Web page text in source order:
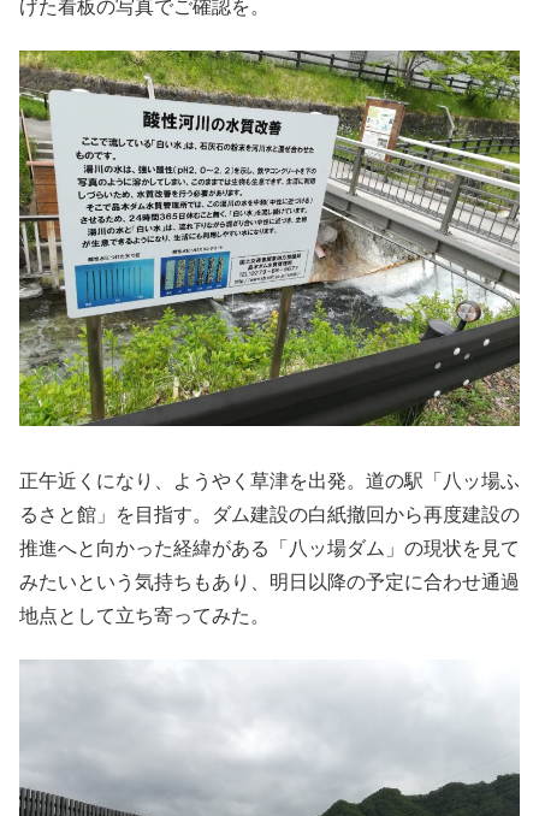
げた看板の写真でご確認を。
正午近くになり、ようやく草津を出発。道の駅「八ッ場ふ
るさと館」を目指す。ダム建設の白紙撤回から再度建設の
推進へと向かった経緯がある「八ッ場ダム」の現状を見て
みたいという気持ちもあり、明日以降の予定に合わせ通過
地点として立ち寄ってみた。